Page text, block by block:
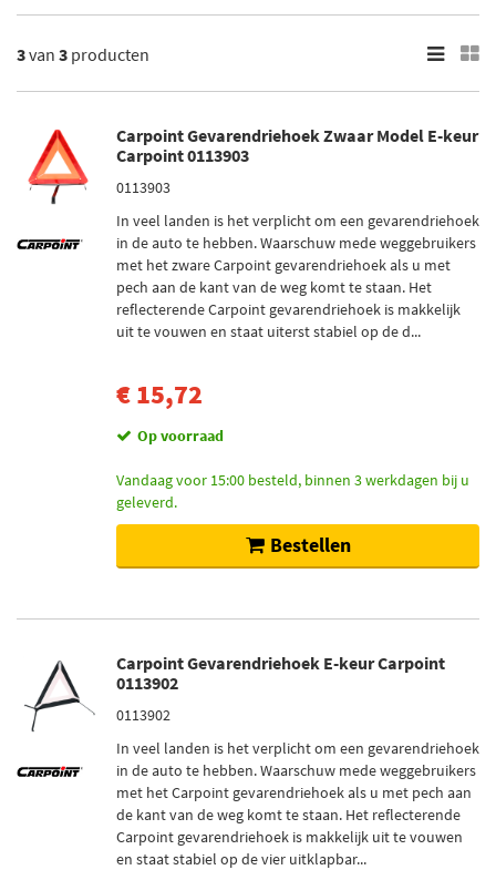
3van 3 producten
Carpoint Gevarendriehoek Zwaar Model E-keur
Carpoint 0113903
0113903
In veel landen is het verplicht om een gevarendriehoek
in de auto te hebben. Waarschuw mede weggebruikers
met het zware Carpoint gevarendriehoek als u met
pech aan de kant van de weg komt te staan. Het
reflecterende Carpoint gevarendriehoek is makkelijk
uit te vouwen en staat uiterst stabiel op de d...
€ 15,72
Op voorraad
Vandaag voor 15:00 besteld, binnen 3 werkdagen bij u
geleverd.
Bestellen
Carpoint Gevarendriehoek E-keur Carpoint
0113902
0113902
In veel landen is het verplicht om een gevarendriehoek
in de auto te hebben. Waarschuw mede weggebruikers
met het Carpoint gevarendriehoek als u met pech aan
de kant van de weg komt te staan. Het reflecterende
Carpoint gevarendriehoek is makkelijk uit te vouwen
en staat stabiel op de vier uitklapbar...